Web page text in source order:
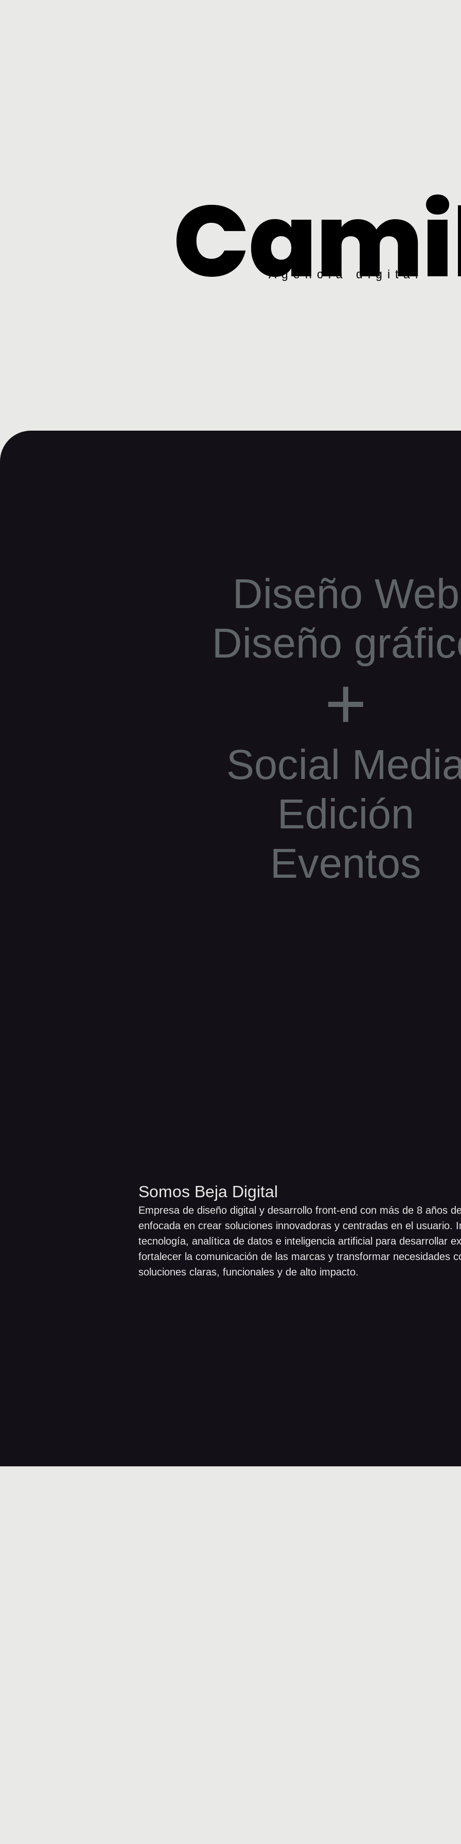
Agencia digital
Diseño Web
Diseño
+
Social
Edición
Eventos
Somos Beja Digital
Empresa de diseño digital y desarrollo front-end con más de 8 años
enfocada en crear soluciones innovadoras y centradas en el usuario.
tecnología, analítica de datos e inteligencia artificial para desarrollar
fortalecer la comunicación de las marcas y transformar necesidades
soluciones claras, funcionales y de alto impacto.